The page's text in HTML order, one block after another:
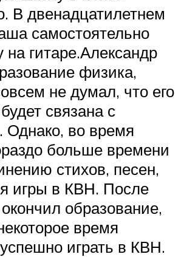
В двенадцатилетнем
самостоятельно
на гитаре.Александр
физика,
не думал, что его
связана с
Однако, во время
больше времени
стихов, песен,
игры в КВН. После
окончил образование,
время
играть в КВН.